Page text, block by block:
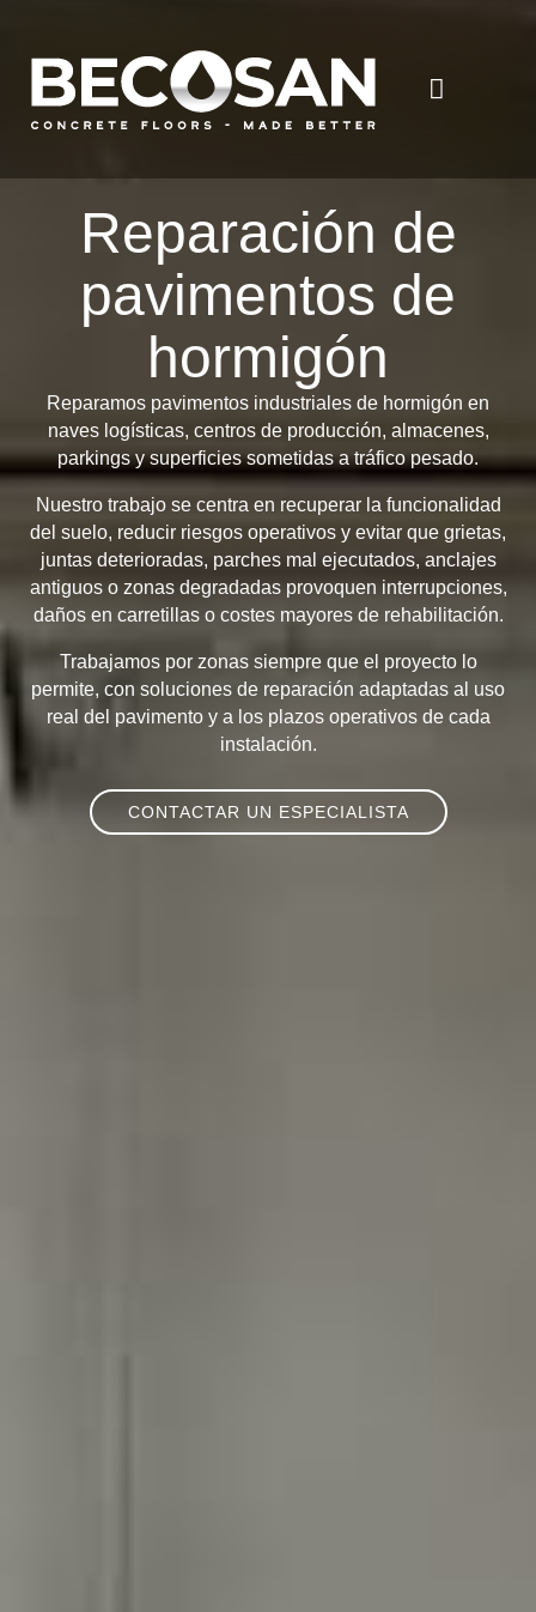
Reparación de
pavimentos de
hormigón
Reparamos pavimentos industriales de hormigón en
naves logísticas, centros de producción, almacenes,
parkings y superficies sometidas a tráfico pesado.
Nuestro trabajo se centra en recuperar la funcionalidad
del suelo, reducir riesgos operativos y evitar que grietas,
juntas deterioradas, parches mal ejecutados, anclajes
antiguos o zonas degradadas provoquen interrupciones,
daños en carretillas o costes mayores de rehabilitación.
Trabajamos por zonas siempre que el proyecto lo
permite, con soluciones de reparación adaptadas al uso
real del pavimento y a los plazos operativos de cada
instalación.
CONTACTAR UN ESPECIALISTA